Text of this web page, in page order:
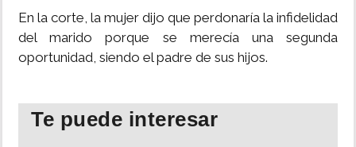
En la corte, la mujer dijo que perdonaría la infidelidad
del marido porque se merecía una segunda
oportunidad, siendo el padre de sus hijos.
Te puede interesar